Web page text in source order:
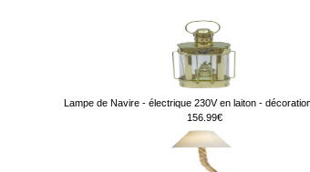
Lampe de Navire - électrique 230V en laiton -
156.99€